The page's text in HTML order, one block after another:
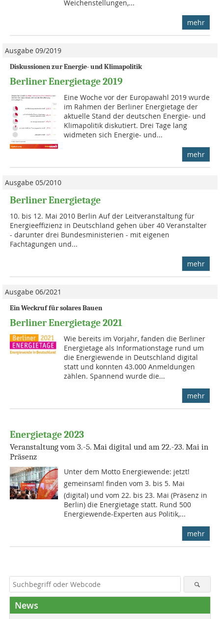
Weichenstellungen,...
mehr
Ausgabe 09/2019
Diskussionen zur Energie- und Klimapolitik
Berliner Energietage 2019
Eine Woche vor der Europawahl 2019 wurde
im Rahmen der Berliner Energietage der
aktuelle Stand der deutschen Energie- und
Klimapolitik diskutiert. Drei Tage lang
widmeten sich Energie- und...
mehr
Ausgabe 05/2010
Berliner Energietage
10. bis 12. Mai 2010 Berlin Auf der Leitveranstaltung für
Energieeffizienz in Deutschland gehen über 40 Veranstalter
- darunter drei Bundesministerien - mit eigenen
Fachtagungen und...
mehr
Ausgabe 06/2021
Ein Weckruf für solares Bauen
Berliner Energietage 2021
Wie bereits im Vorjahr, fanden die Berliner
Energietage als Informationstage rund um
die Energiewende in Deutschland digital
statt und konnten 43.000 Anmeldungen
zählen. Spannend wurde die...
mehr
Energietage 2023
Veranstaltung vom 3.-5. Mai digital und am 22.-23. Mai in
Präsenz
Unter dem Motto Energiewende: jetzt!
gemeinsam! finden vom 3. bis 5. Mai
(digital) und vom 22. bis 23. Mai (Präsenz in
Berlin) die Energietage statt. Rund 500
Energiewende-Experten aus Politik,...
mehr
News